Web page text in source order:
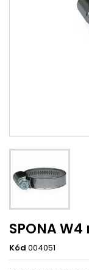
SPONA W4
Kód 004051